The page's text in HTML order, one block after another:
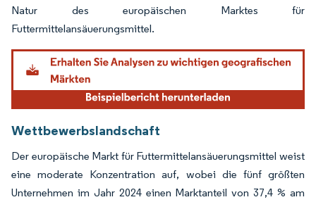
Natur des europäischen Marktes für
Futtermittelansäuerungsmittel.
Wettbewerbslandschaft
Der europäische Markt für Futtermittelansäuerungsmittel weist
eine moderate Konzentration auf, wobei die fünf größten
Unternehmen im Jahr 2024 einen Marktanteil von 37,4 % am